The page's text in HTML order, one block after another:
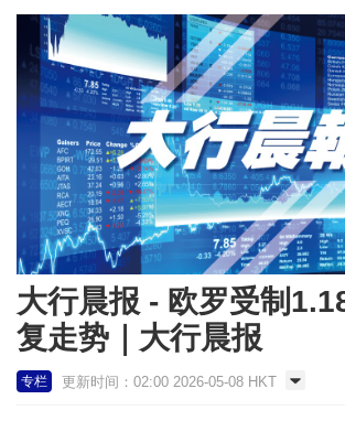
大行晨报 - 欧罗受制
复走势｜大行晨报
专栏 更新时间：02:00 2026-05-08 HKT